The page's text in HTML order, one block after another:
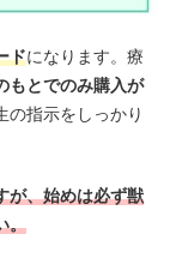
ドになります。療
もとでのみ購入が
の指示をしっかり
が、始めは必ず獣
。